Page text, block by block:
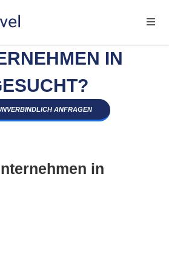
IN
ANFRAGEN
in